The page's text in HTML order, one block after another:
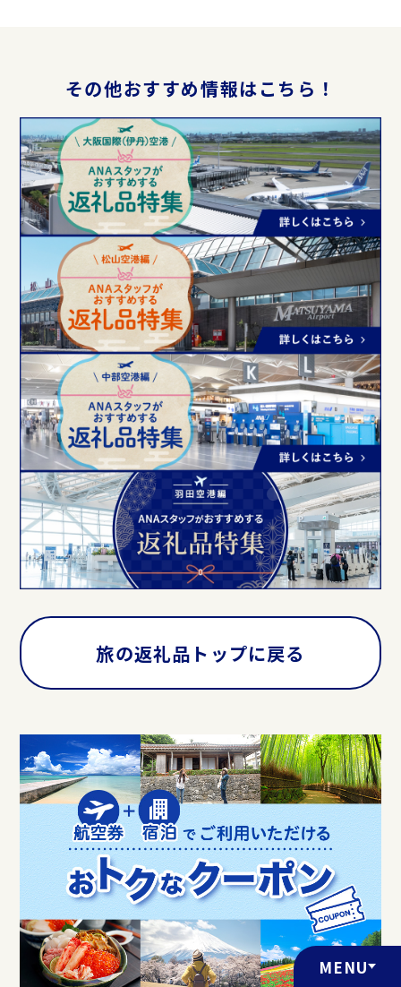
MENU
その他おすすめ情報はこちら！
旅の返礼品トップに戻る